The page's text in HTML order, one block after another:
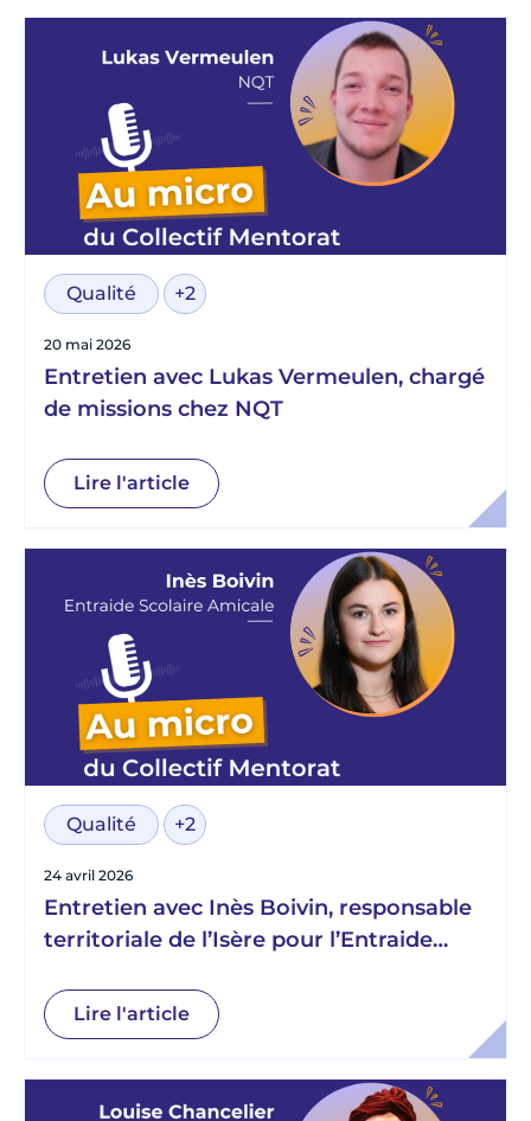
Qualité +2
20 mai 2026
Entretien avec Lukas Vermeulen, chargé
de missions chez NQT
Lire l'article
Qualité +2
24 avril 2026
Entretien avec Inès Boivin, responsable
territoriale de l’Isère pour l’Entraide
Lire l'article